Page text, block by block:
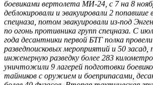
боевиками вертолета МИ-24, с 7 на 8
деблокировали и эвакуировали 2 попавшие
спецназа, потом эвакуировали из-под
по огонь противника групп спецназа. С
года десантники первой БТГ полка
разведпоисковых мероприятий и 50 засад,
инженерную разведку более 283
уничтожили 9 лагерей подготовки
тайников с оружием и боеприпасами,